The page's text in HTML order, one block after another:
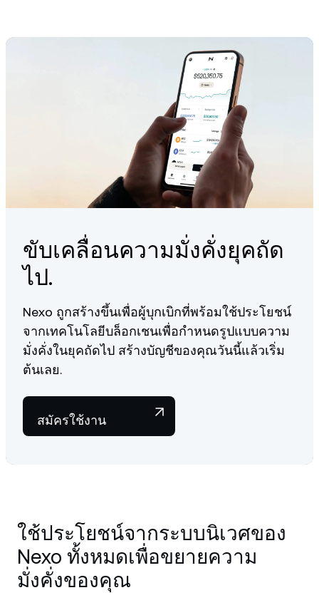
To find out the exact reward rates for each tier, visit our
Strong 256-bit encryption and fraud monitoring
mechanisms, ensuring the integrity of your funds.
ISO/IEC 27001:2013 accredited information management
24/7 Client Care team providing personalized service
that goes beyond the standard.
You can learn more about our fundamentals here
ขับเคลื่อนความมั่งคั่งยุคถัด
ไป.
Nexo ถูกสร้างขึ้นเพื่อผู้บุกเบิกที่พร้อมใช้ประโยชน์
จากเทคโนโลยีบล็อกเชนเพื่อกำหนดรูปแบบความ
มั่งคั่งในยุคถัดไป สร้างบัญชีของคุณวันนี้แล้วเริ่ม
ต้นเลย.
สมัครใช้งาน
ใช้ประโยชน์จากระบบนิเวศของ
Nexo ทั้งหมดเพื่อขยายความ
มั่งคั่งของคุณ